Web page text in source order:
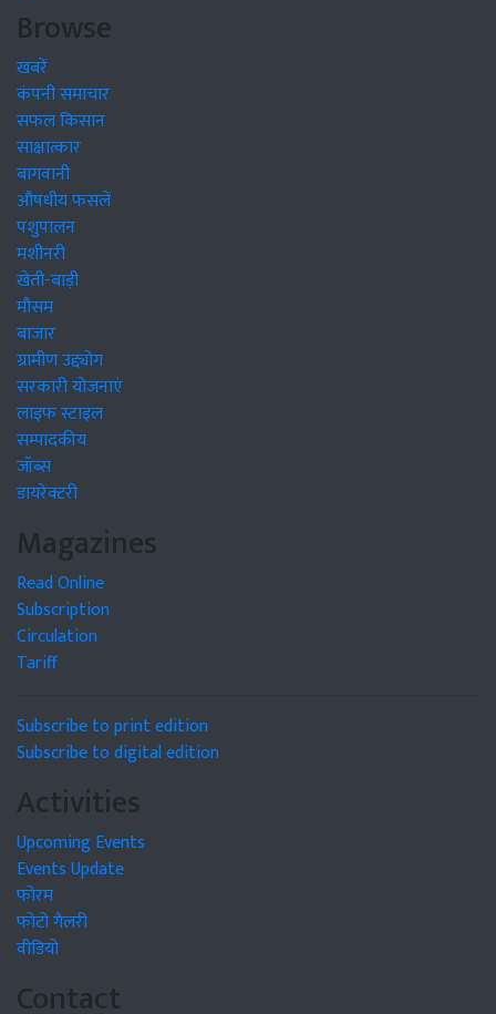
Browse
खबरें
कंपनी समाचार
सफल किसान
साक्षात्कार
बागवानी
औषधीय फसलें
पशुपालन
मशीनरी
खेती-बाड़ी
मौसम
बाजार
ग्रामीण उद्द्योग
सरकारी योजनाएं
लाइफ स्टाइल
सम्पादकीय
जॉब्स
डायरेक्टरी
Magazines
Read Online
Subscription
Circulation
Tariff
Subscribe to print edition
Subscribe to digital edition
Activities
Upcoming Events
Events Update
फोरम
फोटो गैलरी
वीडियो
Contact